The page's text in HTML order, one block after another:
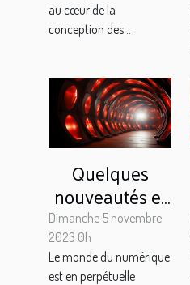
au cœur de la
conception des...
Quelques
nouveautés et
actualité high-
tech pour 2024
?
Dimanche 5 novembre
2023 0h
Le monde du numérique
est en perpétuelle